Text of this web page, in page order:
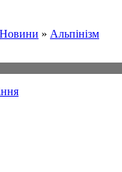
Новини » Альпінізм